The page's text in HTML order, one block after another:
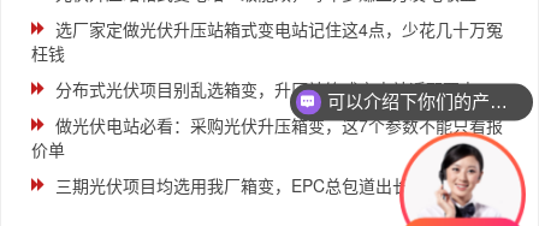
选厂家定做光伏升压站箱式变电站记住这4点，少花几十万冤
枉钱
分布式光伏项目别乱选箱变，升压站箱式变电站适配要点
做光伏电站必看：采购光伏升压箱变，这7个参数不能只看报
价单
三期光伏项目均选用我厂箱变，EPC总包道出长期合作理由
可以介绍下你们的产品么